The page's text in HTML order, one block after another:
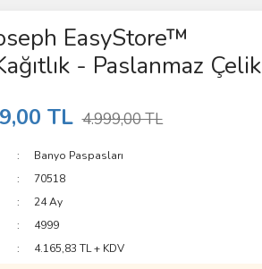
EasyStore™
- Paslanmaz Çelik
TL 4.999,00 TL
Banyo Paspasları
70518
24 Ay
4999
4.165,83 TL + KDV